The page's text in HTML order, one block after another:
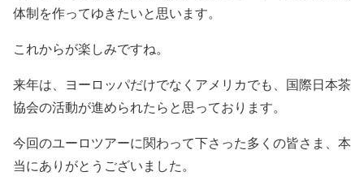
体制を作ってゆきたいと思います。
これからが楽しみですね。
来年は、ヨーロッパだけでなくアメリカでも、国際日本茶
協会の活動が進められたらと思っております。
今回のユーロツアーに関わって下さった多くの皆さま、本
当にありがとうございました。